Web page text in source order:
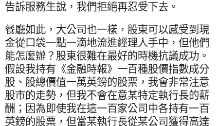
告訴服務生說，我們拒絕再忍受下去。
餐廳如此，大公司也一樣，股東可以感受到現
金從口袋一點一滴地流進經理人手中，但他們
能怎麼辦？股東很難在最好的時機抗議成功。
假設我持有《金融時報》一百種股價指數成分
股、股總價值一萬英鎊的股票，我會非常注意
股市的走勢，但我不會在意某特定執行長的薪
酬；因為即使我在這一百家公司中各持有一百
英鎊的股票，但當某執行長從某公司獲得高達